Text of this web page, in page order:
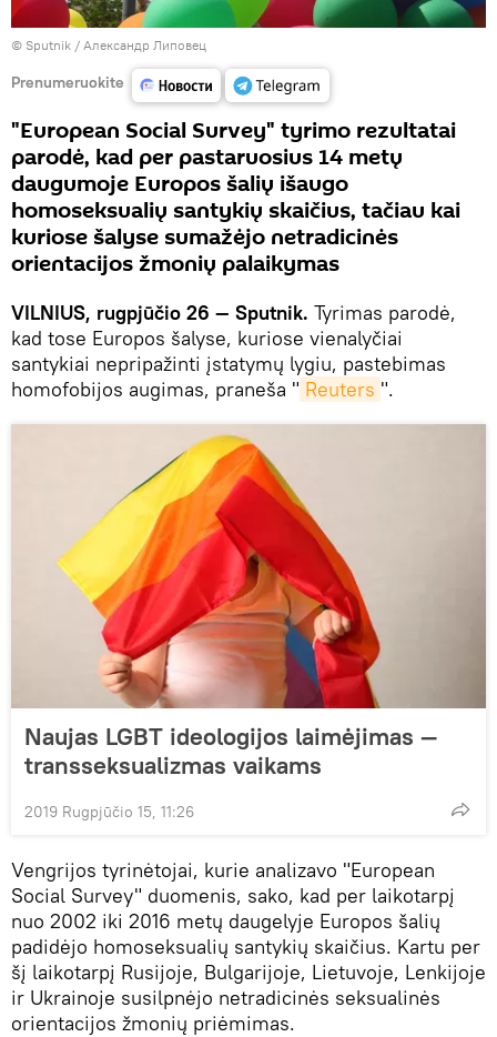
© Sputnik / Александр Липовец
Prenumeruokite
"European Social Survey" tyrimo rezultatai
parodė, kad per pastaruosius 14 metų
daugumoje Europos šalių išaugo
homoseksualių santykių skaičius, tačiau kai
kuriose šalyse sumažėjo netradicinės
orientacijos žmonių palaikymas
VILNIUS, rugpjūčio 26 — Sputnik. Tyrimas parodė,
kad tose Europos šalyse, kuriose vienalyčiai
santykiai nepripažinti įstatymų lygiu, pastebimas
homofobijos augimas, praneša " Reuters ".
Naujas LGBT ideologijos laimėjimas —
transseksualizmas vaikams
2019 Rugpjūčio 15, 11:26
Vengrijos tyrinėtojai, kurie analizavo "European
Social Survey" duomenis, sako, kad per laikotarpį
nuo 2002 iki 2016 metų daugelyje Europos šalių
padidėjo homoseksualių santykių skaičius. Kartu per
šį laikotarpį Rusijoje, Bulgarijoje, Lietuvoje, Lenkijoje
ir Ukrainoje susilpnėjo netradicinės seksualinės
orientacijos žmonių priėmimas.